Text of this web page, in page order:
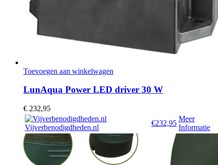
Toevoegen aan winkelwagen
LunAqua Power LED driver 30 W
€ 232,95
Vijverbenodigdheden.nl
€232,95
Meer
Informatie